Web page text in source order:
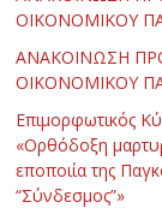
ΟΙΚΟΝΟΜΙΚΟΥ
ΑΝΑΚΟΙΝΩΣΗ
ΟΙΚΟΝΟΜΙΚΟΥ
Επιμορφωτικός
«Ορθόδοξη
εποποιία της
“Σύνδεσμος”»